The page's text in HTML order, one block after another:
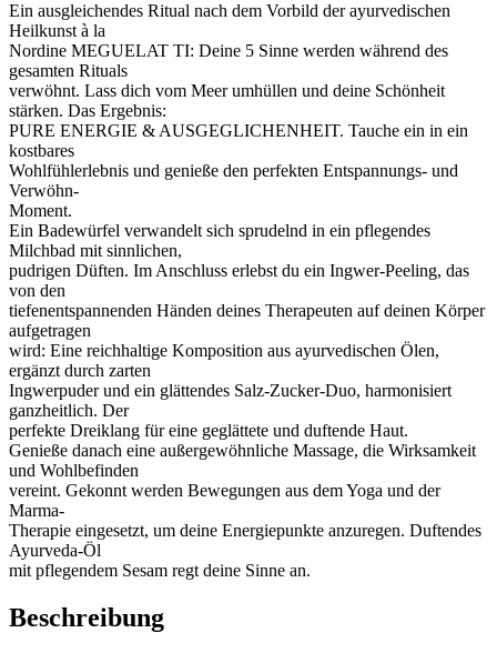
Ein ausgleichendes Ritual nach dem Vorbild der ayurvedischen
Heilkunst à la
Nordine MEGUELAT TI: Deine 5 Sinne werden während des
gesamten Rituals
verwöhnt. Lass dich vom Meer umhüllen und deine Schönheit
stärken. Das Ergebnis:
PURE ENERGIE & AUSGEGLICHENHEIT. Tauche ein in ein
kostbares
Wohlfühlerlebnis und genieße den perfekten Entspannungs- und
Verwöhn-
Moment.
Ein Badewürfel verwandelt sich sprudelnd in ein pflegendes
Milchbad mit sinnlichen,
pudrigen Düften. Im Anschluss erlebst du ein Ingwer-Peeling, das
von den
tiefenentspannenden Händen deines Therapeuten auf deinen Körper
aufgetragen
wird: Eine reichhaltige Komposition aus ayurvedischen Ölen,
ergänzt durch zarten
Ingwerpuder und ein glättendes Salz-Zucker-Duo, harmonisiert
ganzheitlich. Der
perfekte Dreiklang für eine geglättete und duftende Haut.
Genieße danach eine außergewöhnliche Massage, die Wirksamkeit
und Wohlbefinden
vereint. Gekonnt werden Bewegungen aus dem Yoga und der
Marma-
Therapie eingesetzt, um deine Energiepunkte anzuregen. Duftendes
Ayurveda-Öl
mit pflegendem Sesam regt deine Sinne an.
Beschreibung